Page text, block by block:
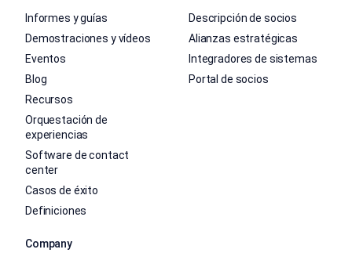
Informes y guías
Demostraciones y vídeos
Eventos
Blog
Recursos
Orquestación de
experiencias
Software de contact
center
Casos de éxito
Definiciones
Descripción de socios
Alianzas estratégicas
Integradores de sistemas
Portal de socios
Company